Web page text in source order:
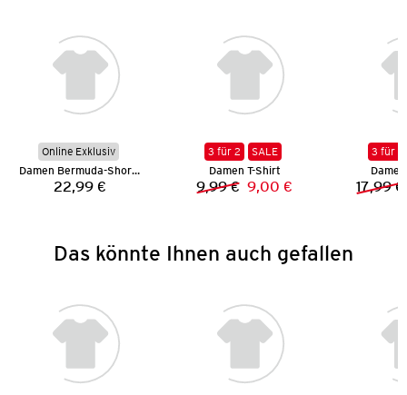
Online Exklusiv
Damen Bermuda-Shorts
Preis:
22,99 €
3 für 2
SALE
Damen T-Shirt
Vorheriger Preis:
9,99 € Neuer Preis:
9,00 €
3 für 2
17,99 €
Das könnte Ihnen auch gefallen